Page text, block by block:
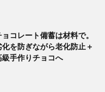
ョコレート備蓄は材料で。
化を防ぎながら老化防止＋
級手作りチョコへ